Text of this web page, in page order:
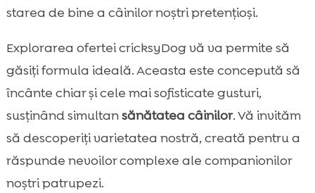
starea de bine a câinilor noștri pretențioși.
Explorarea ofertei cricksyDog vă va permite să
găsiți formula ideală. Aceasta este concepută să
încânte chiar și cele mai sofisticate gusturi,
susținând simultansănătatea câinilor. Vă invităm
să descoperiți varietatea nostră, creată pentru a
răspunde nevoilor complexe ale companionilor
noștri patrupezi.